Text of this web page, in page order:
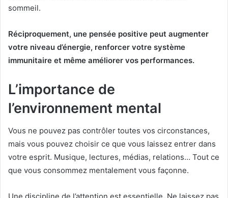
sommeil.
Réciproquement, une pensée positive peut augmenter
votre niveau d’énergie, renforcer votre système
immunitaire et même améliorer vos performances.
L’importance de
l’environnement mental
Vous ne pouvez pas contrôler toutes vos circonstances,
mais vous pouvez choisir ce que vous laissez entrer dans
votre esprit. Musique, lectures, médias, relations… Tout ce
que vous consommez mentalement vous façonne.